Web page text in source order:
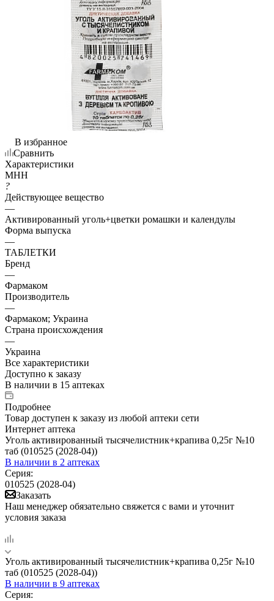
В избранное
Сравнить
Характеристики
МНН
?
Действующее вещество
—
Активированный уголь+цветки ромашки и календулы
Форма выпуска
—
ТАБЛЕТКИ
Бренд
—
Фармаком
Производитель
—
Фармаком; Украина
Страна происхождения
—
Украина
Все характеристики
Доступно к заказу
В наличии в 15 аптеках
Подробнее
Товар доступен к заказу из любой аптеки сети
Интернет аптека
Уголь активированный тысячелистник+крапива 0,25г №10
таб (010525 (2028-04))
В наличии в 2 аптеках
Серия:
010525 (2028-04)
Заказать
Наш менеджер обязательно свяжется с вами и уточнит
условия заказа
Уголь активированный тысячелистник+крапива 0,25г №10
таб (010525 (2028-04))
В наличии в 9 аптеках
Серия: